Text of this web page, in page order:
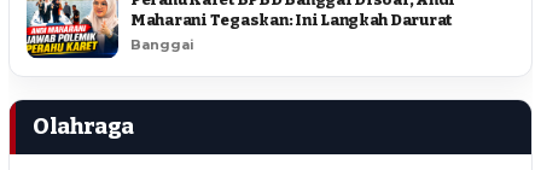
Maharani Tegaskan: Ini Langkah Darurat
Banggai
Olahraga